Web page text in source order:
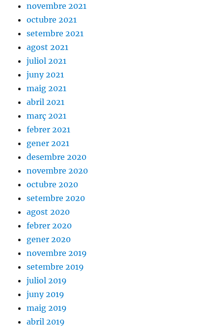
novembre 2021
octubre 2021
setembre 2021
agost 2021
juliol 2021
juny 2021
maig 2021
abril 2021
març 2021
febrer 2021
gener 2021
desembre 2020
novembre 2020
octubre 2020
setembre 2020
agost 2020
febrer 2020
gener 2020
novembre 2019
setembre 2019
juliol 2019
juny 2019
maig 2019
abril 2019